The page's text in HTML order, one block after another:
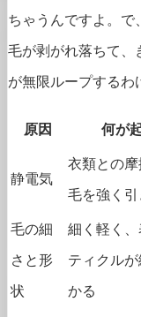
ちゃうんですよ。で
毛が剥がれ落ちて、
が無限ループするわ
原因 何が
静電気
衣類との摩
毛を強く引
毛の細
さと形
状
細く軽く
ティクル
かる